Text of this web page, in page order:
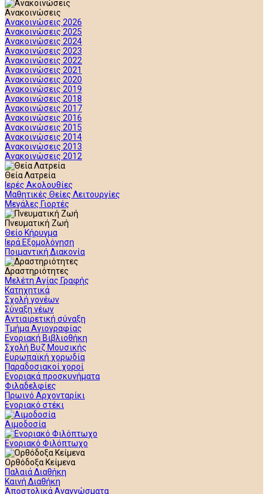
Ανακοινώσεις
Ανακοινώσεις 2026
Ανακοινώσεις 2025
Ανακοινώσεις 2024
Ανακοινώσεις 2023
Ανακοινώσεις 2022
Ανακοινώσεις 2021
Ανακοινώσεις 2020
Ανακοινώσεις 2019
Ανακοινώσεις 2018
Ανακοινώσεις 2017
Ανακοινώσεις 2016
Ανακοινώσεις 2015
Ανακοινώσεις 2014
Ανακοινώσεις 2013
Ανακοινώσεις 2012
Θεία Λατρεία
Ιερές Ακολουθίες
Μαθητικές Θείες Λειτουργίες
Μεγάλες Γιορτές
Πνευματική Ζωή
Θείο Κήρυγμα
Ιερά Εξομολόγηση
Ποιμαντική Διακονία
Δραστηριότητες
Μελέτη Αγίας Γραφής
Κατηχητικά
Σχολή γονέων
Σύναξη νέων
Αντιαιρετική σύναξη
Τμήμα Αγιογραφίας
Ενοριακή Βιβλιοθήκη
Σχολή Βυζ Μουσικής
Ευρωπαϊκή χορωδία
Παραδοσιακοί χοροί
Ενοριακά προσκυνήματα
Φιλαδελφίες
Πρωινό Αρχονταρίκι
Ενοριακό στέκι
Αιμοδοσία
Ενοριακό Φιλόπτωχο
Ορθόδοξα Κείμενα
Παλαιά Διαθήκη
Καινή Διαθήκη
Αποστολικά Αναγνώσματα